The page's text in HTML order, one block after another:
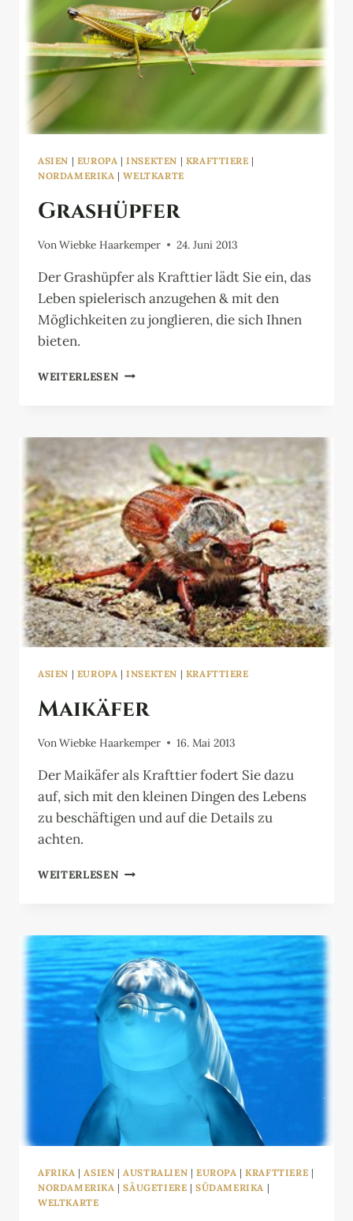
ASIEN | EUROPA |INSEKTEN | KRAFTTIERE |
NORDAMERIKA |WELTKARTE
Grashüpfer
VonWiebke Haarkemper 24. Juni 2013
Der Grashüpfer als Krafttier lädt Sie ein, das
Leben spielerisch anzugehen & mit den
Möglichkeiten zu jonglieren, die sich Ihnen
bieten.
WEITERLESEN GRASHÜPFER
ASIEN | EUROPA |INSEKTEN | KRAFTTIERE
Maikäfer
VonWiebke Haarkemper 16. Mai 2013
Der Maikäfer als Krafttier fodert Sie dazu
auf, sich mit den kleinen Dingen des Lebens
zu beschäftigen und auf die Details zu
achten.
WEITERLESEN MAIKÄFER
AFRIKA | ASIEN | AUSTRALIEN | EUROPA |KRAFTTIERE |
NORDAMERIKA |SÄUGETIERE |SÜDAMERIKA |
WELTKARTE